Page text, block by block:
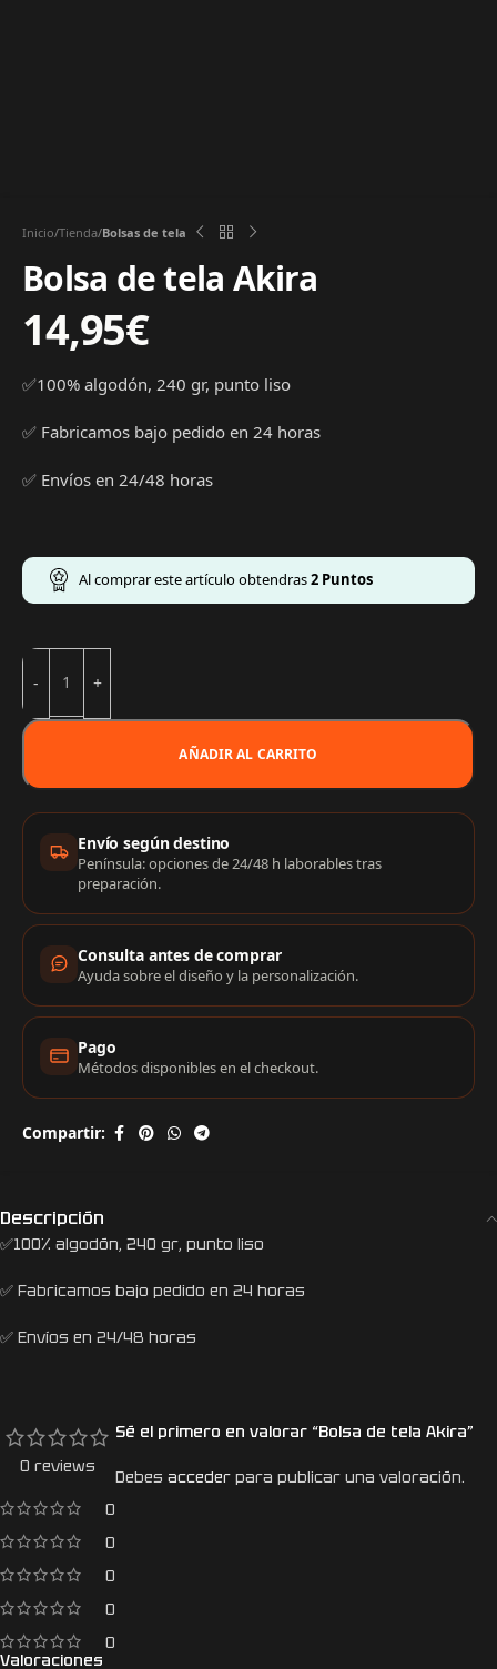
Inicio Tienda Bolsas de tela
Bolsa de tela Akira
14,95€
✅100% algodón, 240 gr, punto liso
✅ Fabricamos bajo pedido en 24 horas
✅ Envíos en 24/48 horas
Al comprar este artículo obtendras2 Puntos
AÑADIR AL CARRITO
Información de compra
Envío según destino
Península: opciones de 24/48 h laborables tras
preparación.
Consulta antes de comprar
Ayuda sobre el diseño y la personalización.
Pago
Métodos disponibles en el checkout.
Compartir:
Descripción
✅100% algodón, 240 gr, punto liso
✅ Fabricamos bajo pedido en 24 horas
✅ Envíos en 24/48 horas
0 reviews
0
0
0
0
0
Valoraciones
Sé el primero en valorar “Bolsa de tela Akira”
Debes acceder para publicar una valoración.